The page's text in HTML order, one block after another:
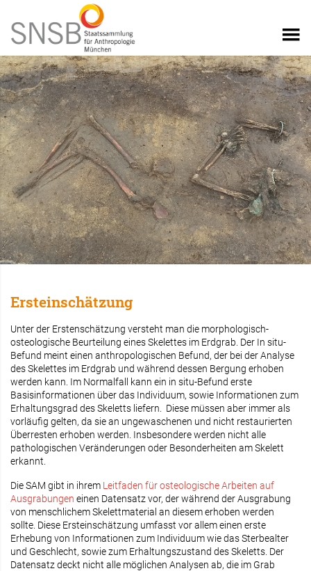
Ersteinschätzung
Unter der Erstenschätzung versteht man die morphologisch-
osteologische Beurteilung eines Skelettes im Erdgrab. Der In situ-
Befund meint einen anthropologischen Befund, der bei der Analyse
des Skelettes im Erdgrab und während dessen Bergung erhoben
werden kann. Im Normalfall kann ein in situ-Befund erste
Basisinformationen über das Individuum, sowie Informationen zum
Erhaltungsgrad des Skeletts liefern. Diese müssen aber immer als
vorläufig gelten, da sie an ungewaschenen und nicht restaurierten
Überresten erhoben werden. Insbesondere werden nicht alle
pathologischen Veränderungen oder Besonderheiten am Skelett
erkannt.
Die SAM gibt in ihrem Leitfaden für osteologische Arbeiten auf
Ausgrabungen einen Datensatz vor, der während der Ausgrabung
von menschlichem Skelettmaterial an diesem erhoben werden
sollte. Diese Ersteinschätzung umfasst vor allem einen erste
Erhebung von Informationen zum Individuum wie das Sterbealter
und Geschlecht, sowie zum Erhaltungszustand des Skeletts. Der
Datensatz deckt nicht alle möglichen Analysen ab, die im Grab